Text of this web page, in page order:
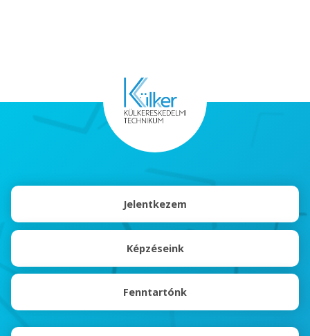
Jelentkezem
Képzéseink
Fenntartónk